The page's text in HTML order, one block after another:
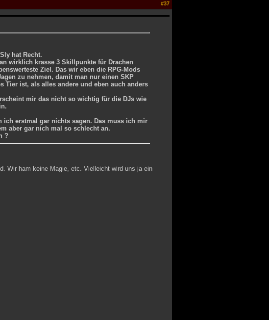
#37
hat Recht.
wirklich krasse 3 Skillpunkte für Drachen
Ziel. Das wir eben die RPG-Mods
zu nehmen, damit man nur einen SKP
Tier ist, als alles andere und eben auch anders
mir das nicht so wichtig für die DJs wie
ich erstmal gar nichts sagen. Das muss ich mir
aber gar nich mal so schlecht an.
?
Wir ham keine Magie, etc. Vielleicht wird uns ja ein